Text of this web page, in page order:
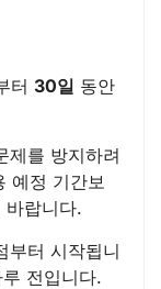
터 30일 동안
제를 방지하려
예정 기간보
랍니다.
부터 시작됩니
전입니다.